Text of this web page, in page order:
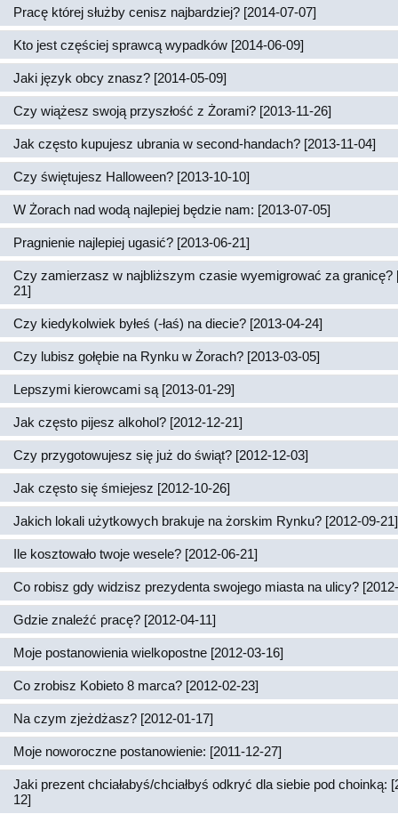
Pracę której służby cenisz najbardziej? [2014-07-07]
Kto jest częściej sprawcą wypadków [2014-06-09]
Jaki język obcy znasz? [2014-05-09]
Czy wiążesz swoją przyszłość z Żorami? [2013-11-26]
Jak często kupujesz ubrania w second-handach? [2013-11-04]
Czy świętujesz Halloween? [2013-10-10]
W Żorach nad wodą najlepiej będzie nam: [2013-07-05]
Pragnienie najlepiej ugasić? [2013-06-21]
Czy zamierzasz w najbliższym czasie wyemigrować za granicę?
21]
Czy kiedykolwiek byłeś (-łaś) na diecie? [2013-04-24]
Czy lubisz gołębie na Rynku w Żorach? [2013-03-05]
Lepszymi kierowcami są [2013-01-29]
Jak często pijesz alkohol? [2012-12-21]
Czy przygotowujesz się już do świąt? [2012-12-03]
Jak często się śmiejesz [2012-10-26]
Jakich lokali użytkowych brakuje na żorskim Rynku? [2012-09-21]
Ile kosztowało twoje wesele? [2012-06-21]
Co robisz gdy widzisz prezydenta swojego miasta na ulicy?
Gdzie znaleźć pracę? [2012-04-11]
Moje postanowienia wielkopostne [2012-03-16]
Co zrobisz Kobieto 8 marca? [2012-02-23]
Na czym zjeżdżasz? [2012-01-17]
Moje noworoczne postanowienie: [2011-12-27]
Jaki prezent chciałabyś/chciałbyś odkryć dla siebie pod choinką:
12]